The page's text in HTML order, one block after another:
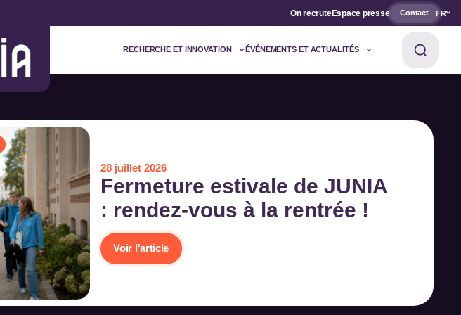
On recruteEspace presse Contact FR
RECHERCHE ET INNOVATION ÉVÉNEMENTS ET ACTUALITÉS
28 juillet 2026
Fermeture estivale de JUNIA
: rendez-vous à la rentrée !
Voir l'article